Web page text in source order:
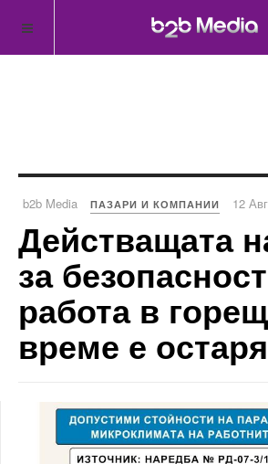
b2b Media ПАЗАРИ И КОМПАНИИ 12
Действащата
за
работа в
време е